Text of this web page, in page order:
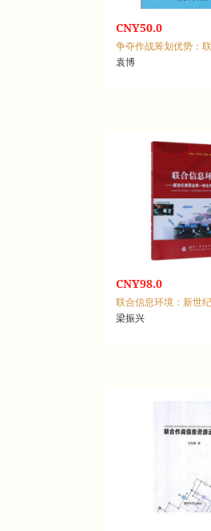
CNY50.0
袁博
CNY98.0
梁振兴